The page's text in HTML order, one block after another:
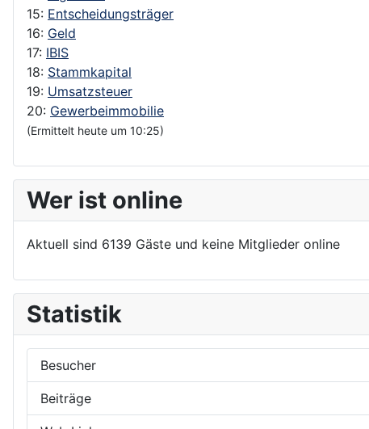
15: Entscheidungsträger
16: Geld
17: IBIS
18: Stammkapital
19: Umsatzsteuer
20: Gewerbeimmobilie
(Ermittelt heute um 10:25)
Wer ist online
Aktuell sind 6139 Gäste und keine Mitglieder online
Statistik
Besucher
Beiträge